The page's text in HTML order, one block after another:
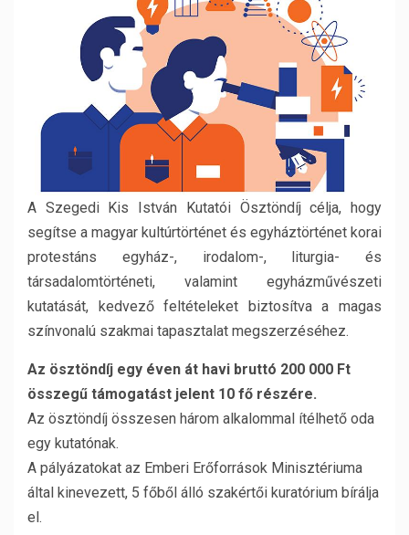
A Szegedi Kis István Kutatói Ösztöndíj célja, hogy
segítse a magyar kultúrtörténet és egyháztörténet korai
protestáns egyház-, irodalom-, liturgia- és
társadalomtörténeti, valamint egyházművészeti
kutatását, kedvező feltételeket biztosítva a magas
színvonalú szakmai tapasztalat megszerzéséhez.
Az ösztöndíj egy éven át havi bruttó 200 000 Ft
összegű támogatást jelent 10 fő részére.
Az ösztöndíj összesen három alkalommal ítélhető oda
egy kutatónak.
A pályázatokat az Emberi Erőforrások Minisztériuma
által kinevezett, 5 főből álló szakértői kuratórium bírálja
el.